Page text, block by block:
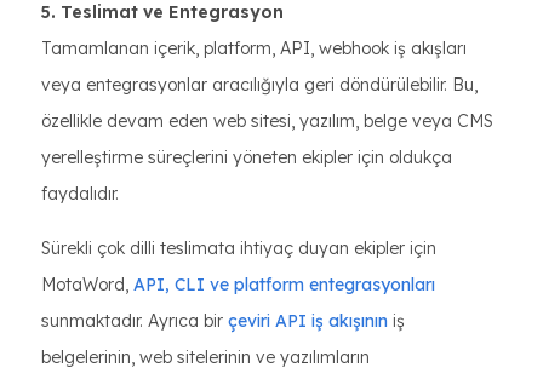
5. Teslimat ve Entegrasyon
Tamamlanan içerik, platform, API, webhook iş akışları
veya entegrasyonlar aracılığıyla geri döndürülebilir. Bu,
özellikle devam eden web sitesi, yazılım, belge veya CMS
yerelleştirme süreçlerini yöneten ekipler için oldukça
faydalıdır.
Sürekli çok dilli teslimata ihtiyaç duyan ekipler için
MotaWord, API, CLI ve platform entegrasyonları
sunmaktadır. Ayrıca bir çeviri API iş akışının iş
belgelerinin, web sitelerinin ve yazılımların